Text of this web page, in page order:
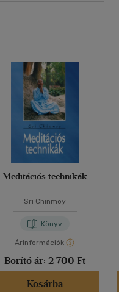
Meditációs technikák
Sri Chinmoy
Könyv
Árinformációk
Borító ár: 2 700 Ft
Kosárba